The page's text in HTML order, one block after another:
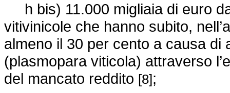
h bis) 11.000 migliaia di euro
vitivinicole che hanno subito,
almeno il 30 per cento a causa di
(plasmopara viticola) attraverso
del mancato reddito [8];